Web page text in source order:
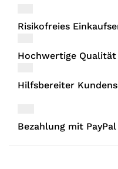
Risikofreies
Hochwertige Qualität
Hilfsbereiter
Bezahlung mit